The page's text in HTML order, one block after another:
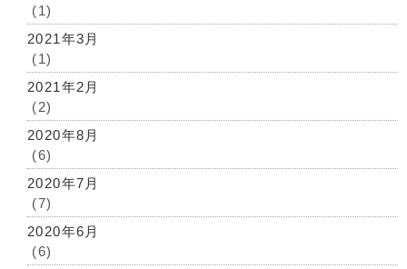
(1)
2021年3月
(1)
2021年2月
(2)
2020年8月
(6)
2020年7月
(7)
2020年6月
(6)